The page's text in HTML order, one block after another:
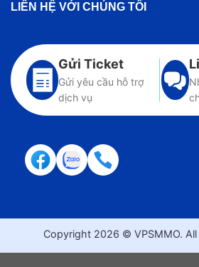
LIÊN HỆ VỚI CHÚNG TÔI
Gửi Ticket
Gửi yêu cầu hỗ trợ
dịch vụ
Copyright 2026 © VPSMMO.